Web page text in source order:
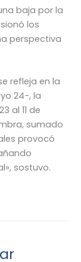
baja por la
los
perspectiva
refleja en la
24-, la
al 11 de
sumado
provocó
sostuvo.